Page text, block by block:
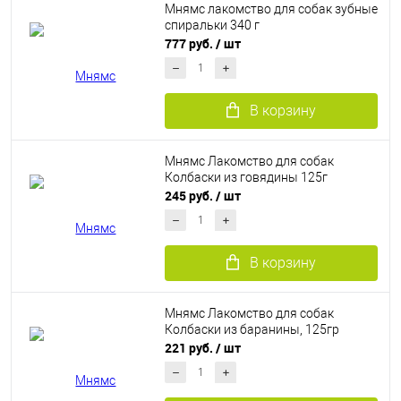
Мнямс лакомство для собак зубные
спиральки 340 г
777 руб. / шт
В корзину
Мнямс Лакомство для собак
Колбаски из говядины 125г
245 руб. / шт
В корзину
Мнямс Лакомство для собак
Колбаски из баранины, 125гр
221 руб. / шт